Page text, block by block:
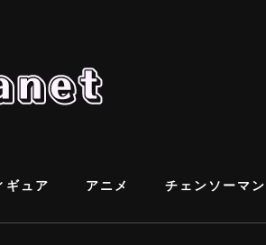
ギュア アニメ チェンソーマ